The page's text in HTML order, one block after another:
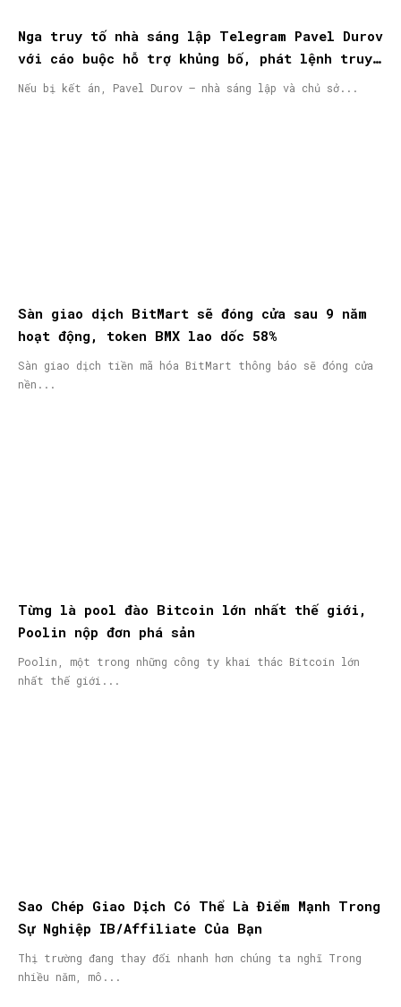
Nga truy tố nhà sáng lập Telegram Pavel Durov
với cáo buộc hỗ trợ khủng bố, phát lệnh truy
nã quốc tế
Nếu bị kết án, Pavel Durov – nhà sáng lập và chủ sở...
Sàn giao dịch BitMart sẽ đóng cửa sau 9 năm
hoạt động, token BMX lao dốc 58%
Sàn giao dịch tiền mã hóa BitMart thông báo sẽ đóng cửa
nền...
Từng là pool đào Bitcoin lớn nhất thế giới,
Poolin nộp đơn phá sản
Poolin, một trong những công ty khai thác Bitcoin lớn
nhất thế giới...
Sao Chép Giao Dịch Có Thể Là Điểm Mạnh Trong
Sự Nghiệp IB/Affiliate Của Bạn
Thị trường đang thay đổi nhanh hơn chúng ta nghĩ Trong
nhiều năm, mô...